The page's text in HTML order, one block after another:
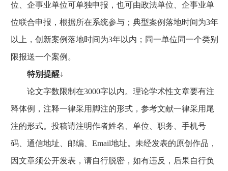
位、企事业单位可单独申报，也可由政法单位、企事业单
位联合申报，根据所在系统参与；典型案例落地时间为3年
以上，创新案例落地时间为3年以内；同一单位同一个类别
限报送一个案例。
特别提醒↓
论文字数限制在3000字以内。理论学术性文章要有注
释体例，注释一律采用脚注的形式，参考文献一律采用尾
注的形式。投稿请注明作者姓名、单位、职务、手机号
码、通信地址、邮编、Email地址。未经发表的原创作品，
因文章须公开发表，请自行脱密，如有违反，后果自行负